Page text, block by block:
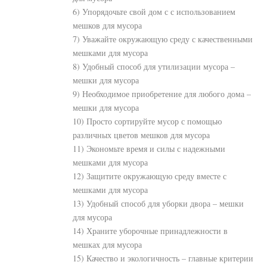
6) Упорядочьте свой дом с с использованием
мешков для мусора
7) Уважайте окружающую среду с качественными
мешками для мусора
8) Удобный способ для утилизации мусора –
мешки для мусора
9) Необходимое приобретение для любого дома –
мешки для мусора
10) Просто сортируйте мусор с помощью
различных цветов мешков для мусора
11) Экономьте время и силы с надежными
мешками для мусора
12) Защитите окружающую среду вместе с
мешками для мусора
13) Удобный способ для уборки двора – мешки
для мусора
14) Храните уборочные принадлежности в
мешках для мусора
15) Качество и экологичность – главные критерии